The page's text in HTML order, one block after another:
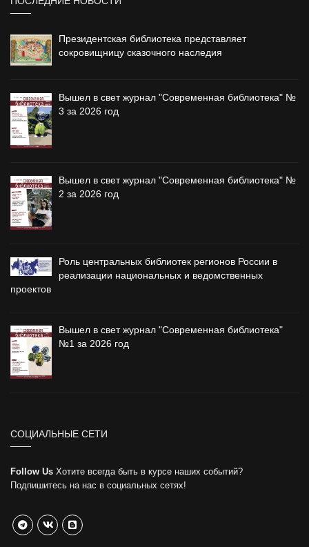
Президентская библиотека представляет
сокровищницу сказочного наследия
Вышел в свет журнал "Современная библиотека" №
3 за 2026 год
Вышел в свет журнал "Современная библиотека" №
2 за 2026 год
Роль центральных библиотек регионов России в
реализации национальных и ведомственных
проектов
Вышел в свет журнал "Современная библиотека"
№1 за 2026 год
СОЦИАЛЬНЫЕ СЕТИ
Follow Us Хотите всегда быть в курсе наших событий?
Подпишитесь на нас в социальных сетях!